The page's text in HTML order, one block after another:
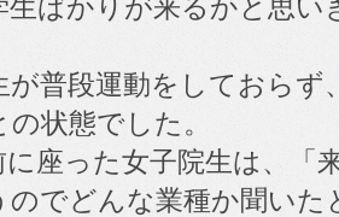
生ばかりが来るかと思い
が普段運動をしておらず
状態でした。
座った女子院生は、「
のでどんな業種か聞い